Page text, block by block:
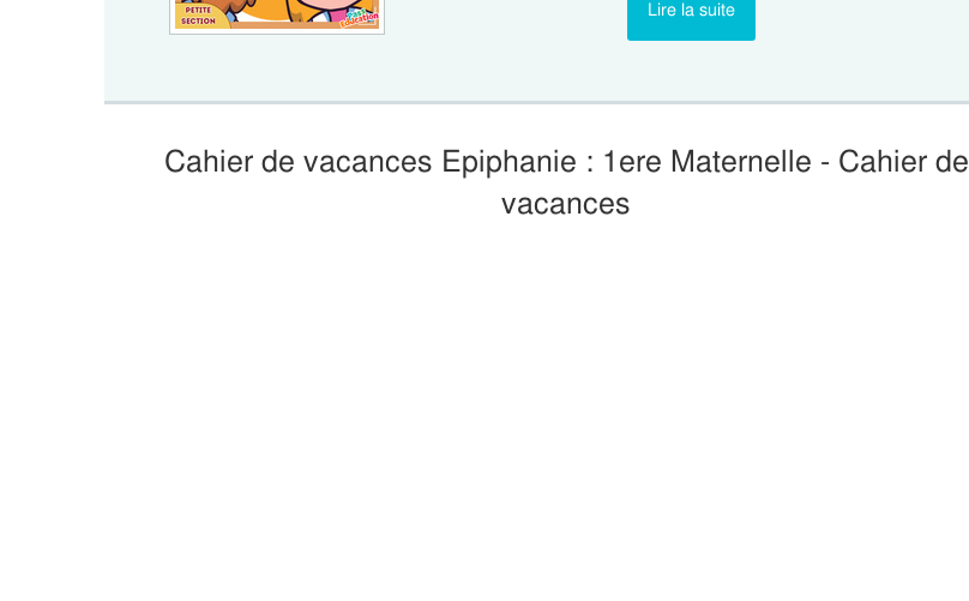
Lire la suite
Cahier de vacances Epiphanie : 1ere Maternelle - Cahier de
vacances